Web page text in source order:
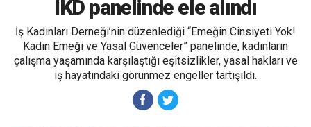
İKD panelinde ele alındı
İş Kadınları Derneği’nin düzenlediği “Emeğin Cinsiyeti Yok!
Kadın Emeği ve Yasal Güvenceler” panelinde, kadınların
çalışma yaşamında karşılaştığı eşitsizlikler, yasal hakları ve
iş hayatındaki görünmez engeller tartışıldı.